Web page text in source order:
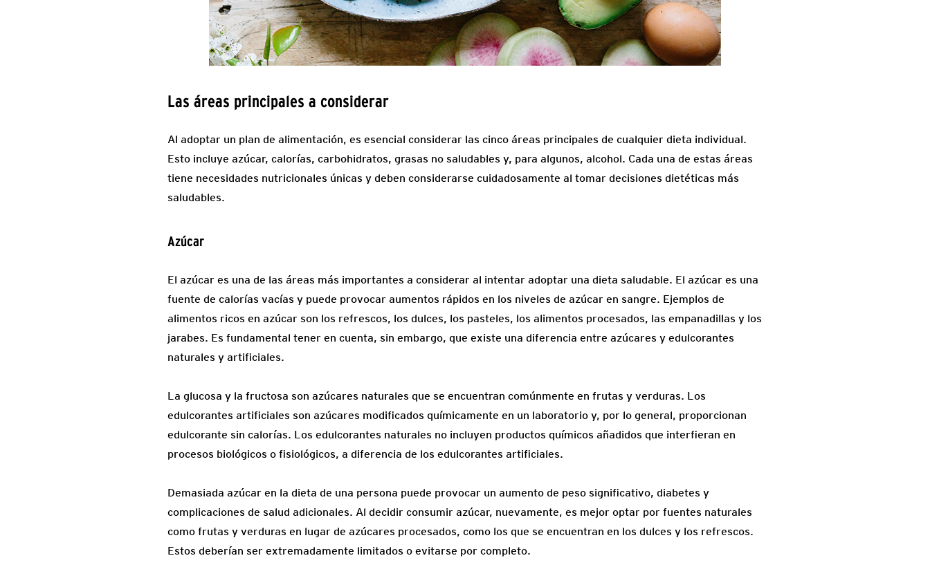
Las áreas principales a considerar
Al adoptar un plan de alimentación, es esencial considerar las cinco áreas principales de cualquier dieta individual.
Esto incluye azúcar, calorías, carbohidratos, grasas no saludables y, para algunos, alcohol. Cada una de estas áreas
tiene necesidades nutricionales únicas y deben considerarse cuidadosamente al tomar decisiones dietéticas más
saludables.
Azúcar
El azúcar es una de las áreas más importantes a considerar al intentar adoptar una dieta saludable. El azúcar es una
fuente de calorías vacías y puede provocar aumentos rápidos en los niveles de azúcar en sangre. Ejemplos de
alimentos ricos en azúcar son los refrescos, los dulces, los pasteles, los alimentos procesados, las empanadillas y los
jarabes. Es fundamental tener en cuenta, sin embargo, que existe una diferencia entre azúcares y edulcorantes
naturales y artificiales.
La glucosa y la fructosa son azúcares naturales que se encuentran comúnmente en frutas y verduras. Los
edulcorantes artificiales son azúcares modificados químicamente en un laboratorio y, por lo general, proporcionan
edulcorante sin calorías. Los edulcorantes naturales no incluyen productos químicos añadidos que interfieran en
procesos biológicos o fisiológicos, a diferencia de los edulcorantes artificiales.
Demasiada azúcar en la dieta de una persona puede provocar un aumento de peso significativo, diabetes y
complicaciones de salud adicionales. Al decidir consumir azúcar, nuevamente, es mejor optar por fuentes naturales
como frutas y verduras en lugar de azúcares procesados, como los que se encuentran en los dulces y los refrescos.
Estos deberían ser extremadamente limitados o evitarse por completo.